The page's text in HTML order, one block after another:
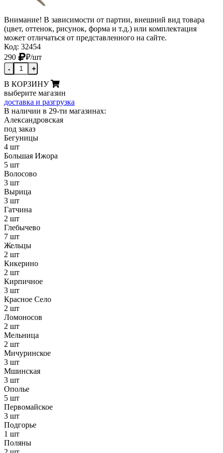
Внимание! В зависимости от партии, внешний вид товара
(цвет, оттенок, рисунок, форма и т.д.) или комплектация
может отличаться от представленного на сайте.
Код: 32454
290
₽/шт
- +
В КОРЗИНУ
выберите магазин
доставка и разгрузка
В наличии в 29-ти магазинах:
Александровская
под заказ
Бегуницы
4 шт
Большая Ижора
5 шт
Волосово
3 шт
Вырица
3 шт
Гатчина
2 шт
Глебычево
7 шт
Жельцы
2 шт
Кикерино
2 шт
Кирпичное
3 шт
Красное Село
2 шт
Ломоносов
2 шт
Мельница
2 шт
Мичуринское
3 шт
Мшинская
3 шт
Ополье
5 шт
Первомайское
3 шт
Подгорье
1 шт
Поляны